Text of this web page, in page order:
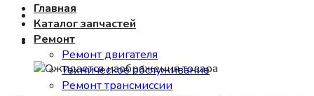
Главная
Каталог запчастей
Ремонт
Ремонт двигателя
Техническое обслуживание
Ремонт трансмиссии